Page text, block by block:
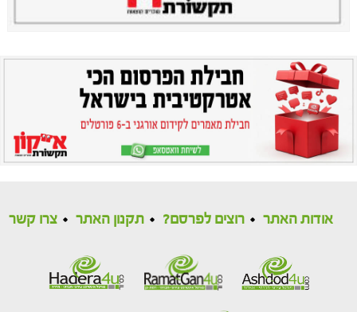
אודות האתר רוצים לפרסם? תקנון האתר צרו קשר